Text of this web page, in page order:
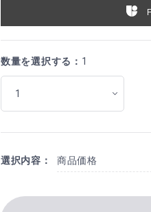
数量を選択する： 1
選択内容： 商品価格